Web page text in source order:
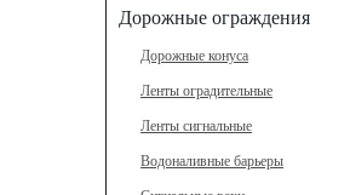
Дорожные ограждения
Дорожные конуса
Ленты оградительные
Ленты сигнальные
Водоналивные барьеры